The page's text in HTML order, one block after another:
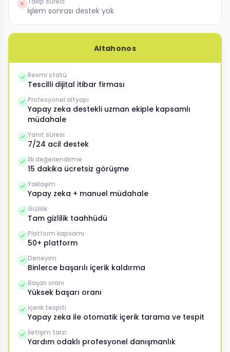
İşlem sonrası destek yok
Altahonos
Resmi statü
Tescilli dijital itibar firması
Profesyonel altyapı
Yapay zeka destekli uzman ekiple kapsamlı
müdahale
Yanıt süresi
7/24 acil destek
İlk değerlendirme
15 dakika ücretsiz görüşme
Yaklaşım
Yapay zeka + manuel müdahale
Gizlilik
Tam gizlilik taahhüdü
Platform kapsamı
50+ platform
Deneyim
Binlerce başarılı içerik kaldırma
Başarı oranı
Yüksek başarı oranı
İçerik tespiti
Yapay zeka ile otomatik içerik tarama ve tespit
İletişim tarzı
Yardım odaklı profesyonel danışmanlık